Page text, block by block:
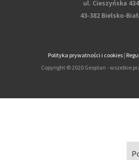
ul. Cieszyńska 434
43-382 Bielsko-
Polityka prywatności i cookies|
Copyright © 2020 Geoplan - wszelkie